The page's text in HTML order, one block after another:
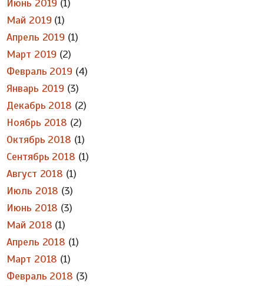
Июнь 2019 (1)
Май 2019 (1)
Апрель 2019 (1)
Март 2019 (2)
Февраль 2019 (4)
Январь 2019 (3)
Декабрь 2018 (2)
Ноябрь 2018 (2)
Октябрь 2018 (1)
Сентябрь 2018 (1)
Август 2018 (1)
Июль 2018 (3)
Июнь 2018 (3)
Май 2018 (1)
Апрель 2018 (1)
Март 2018 (1)
Февраль 2018 (3)